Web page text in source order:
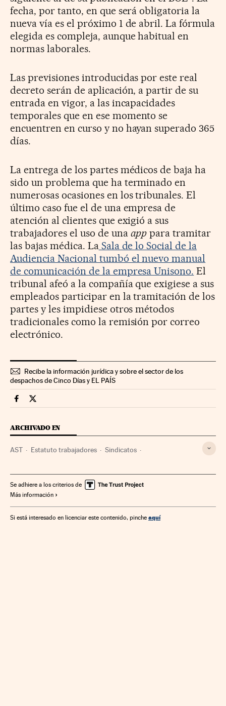
fecha, por tanto, en que será obligatoria la
nueva vía es el próximo 1 de abril. La fórmula
elegida es compleja, aunque habitual en
normas laborales.
Las previsiones introducidas por este real
decreto serán de aplicación, a partir de su
entrada en vigor, a las incapacidades
temporales que en ese momento se
encuentren en curso y no hayan superado 365
días.
La entrega de los partes médicos de baja ha
sido un problema que ha terminado en
numerosas ocasiones en los tribunales. El
último caso fue el de una empresa de
atención al clientes que exigió a sus
trabajadores el uso de una app para tramitar
las bajas médica. LaSala de lo Social de la
Audiencia Nacional tumbó el nuevo manual
de comunicación de la empresa Unisono. El
tribunal afeó a la compañía que exigiese a sus
empleados participar en la tramitación de los
partes y les impidiese otros métodos
tradicionales como la remisión por correo
electrónico.
Recibe la información jurídica y sobre el sector de los
despachos de Cinco Días y EL PAÍS
Legal Cinco Días en Facebook
Legal Cinco Días en Twitter
ARCHIVADO EN
AST Estatuto trabajadores Sindicatos
Relaciones laborales Política laboral Trabajo
Se adhiere a los criterios de
Más información
Si está interesado en licenciar este contenido, pinche aquí